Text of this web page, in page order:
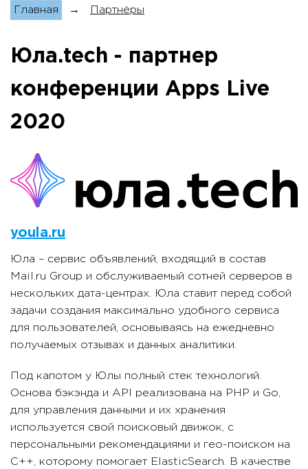
Главная → Партнёры
Юла.tech - партнер
конференции Apps Live
2020
youla.ru
Юла – сервис объявлений, входящий в состав
Mail.ru Group и обслуживаемый сотней серверов в
нескольких дата-центрах. Юла ставит перед собой
задачи создания максимально удобного сервиса
для пользователей, основываясь на ежедневно
получаемых отзывах и данных аналитики.
Под капотом у Юлы полный стек технологий.
Основа бэкэнда и API реализована на PHP и Go,
для управления данными и их хранения
используется свой поисковый движок, с
персональными рекомендациями и гео-поиском на
C++, которому помогает ElasticSearch. В качестве